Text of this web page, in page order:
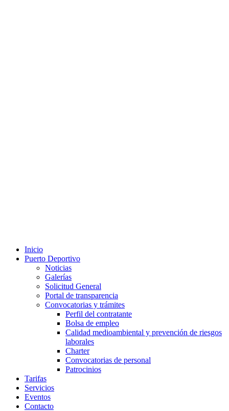
Inicio
Puerto Deportivo
Noticias
Galerías
Solicitud General
Portal de transparencia
Convocatorias y trámites
Perfil del contratante
Bolsa de empleo
Calidad medioambiental y prevención de riesgos
laborales
Charter
Convocatorias de personal
Patrocinios
Tarifas
Servicios
Eventos
Contacto